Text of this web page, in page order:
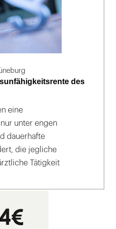
des
eine
unter engen
dauerhafte
die jegliche
Tätigkeit